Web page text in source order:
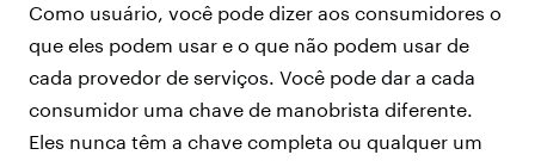
Como usuário, você pode dizer aos consumidores o
que eles podem usar e o que não podem usar de
cada provedor de serviços. Você pode dar a cada
consumidor uma chave de manobrista diferente.
Eles nunca têm a chave completa ou qualquer um